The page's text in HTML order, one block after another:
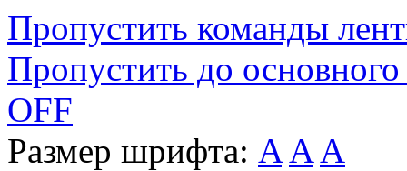
Пропустить команды
Пропустить до основного
OFF
Размер шрифта: A A A